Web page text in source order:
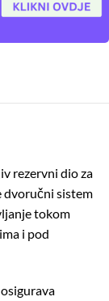
rezervni dio za
dvoručni sistem
tokom
i pod